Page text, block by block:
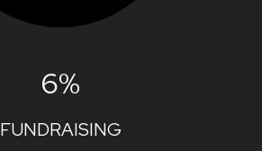
6%
FUNDRAISING